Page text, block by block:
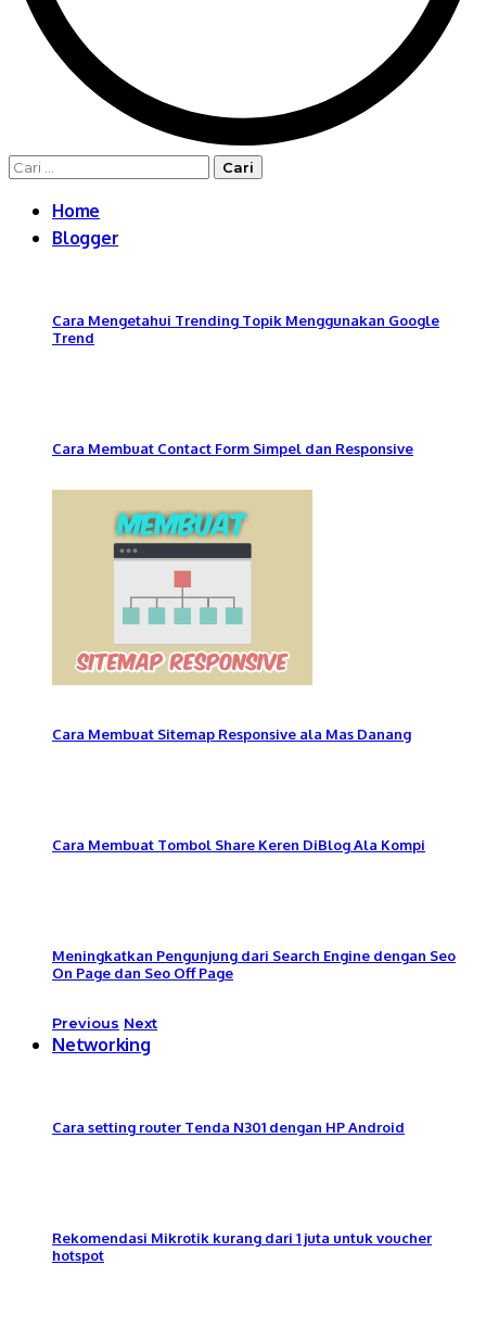
Cari
Home
Blogger
Cara Mengetahui Trending Topik Menggunakan Google
Trend
Cara Membuat Contact Form Simpel dan Responsive
Cara Membuat Sitemap Responsive ala Mas Danang
Cara Membuat Tombol Share Keren DiBlog Ala Kompi
Meningkatkan Pengunjung dari Search Engine dengan Seo
On Page dan Seo Off Page
Previous Next
Networking
Cara setting router Tenda N301 dengan HP Android
Rekomendasi Mikrotik kurang dari 1 juta untuk voucher
hotspot